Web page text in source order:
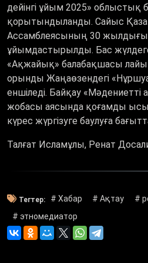
дейінгі ұйым 2025» облыстық
қорытындыланды. Сайыс
Ассамблеясының 30
ұйымдастырылды. Бас
«Ақжайық» балабақшасы
орынды Жаңаөзендегі
еншіледі. Байқау «Мәдениетті
жобасы аясында қоғамды
күрес жүргізуге баулуға
Талғат Исламұлы, Ренат
Тегтер: # Хабар # Ақтау
#
# этномедиатор